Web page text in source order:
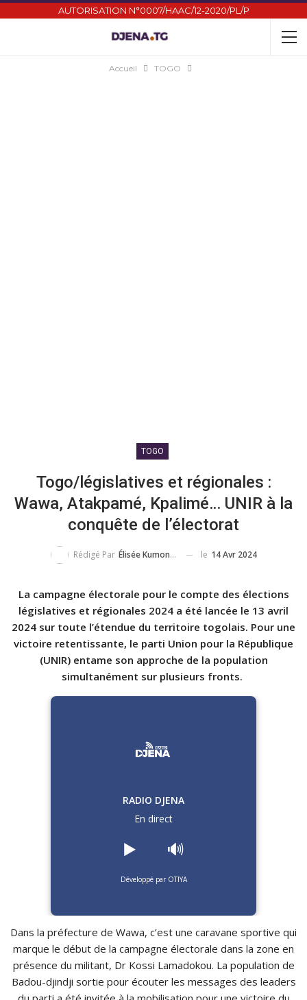
AUTORISATION N°0007/HAAC/12-2020/PL/P
Accueil TOGO
TOGO
Togo/législatives et régionales :
Wawa, Atakpamé, Kpalimé… UNIR à la
conquête de l’électorat
Rédigé Par Élisée Kumondji le 14 Avr 2024
La campagne électorale pour le compte des élections
législatives et régionales 2024 a été lancée le 13 avril
2024 sur toute l’étendue du territoire togolais. Pour une
victoire retentissante, le parti Union pour la République
(UNIR) entame son approche de la population
simultanément sur plusieurs fronts.
RADIO DJENA
En direct
▶️ 🔊
Développé par OTIYA
Dans la préfecture de Wawa, c’est une caravane sportive qui
marque le début de la campagne électorale dans la zone en
présence du militant, Dr Kossi Lamadokou. La population de
Badou-djindji sortie pour écouter les messages des leaders